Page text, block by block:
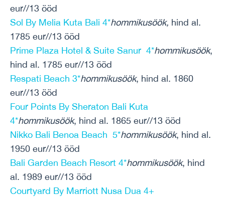
eur//13 ööd
Sol By Melia Kuta Bali 4*hommikusöök, hind al.
1785 eur//13 ööd
Prime Plaza Hotel & Suite Sanur 4*hommikusöök,
hind al. 1785 eur//13 ööd
Respati Beach 3*hommikusöök, hind al. 1860
eur//13 ööd
Four Points By Sheraton Bali Kuta
4*hommikusöök, hind al. 1865 eur//13 ööd
Nikko Bali Benoa Beach 5*hommikusöök, hind al.
1950 eur//13 ööd
Bali Garden Beach Resort 4*hommikusöök, hind
al. 1989 eur//13 ööd
Courtyard By Marriott Nusa Dua 4+